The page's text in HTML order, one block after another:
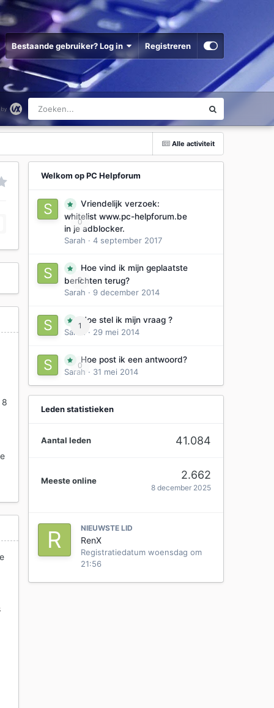
Bestaande gebruiker? Log in Registreren
Alle activiteit
8
Welkom op PC Helpforum
0
Vriendelijk verzoek:
whitelist www.pc-helpforum.be
in je adblocker.
Sarah · 4 september 2017
0
Hoe vind ik mijn geplaatste
berichten terug?
Sarah · 9 december 2014
1
Hoe stel ik mijn vraag ?
Sarah
· 29 mei 2014
0
Hoe post ik een antwoord?
Sarah · 31 mei 2014
Leden statistieken
Aantal leden 41.084
Meeste online 2.662
8 december 2025
NIEUWSTE LID
RenX
Registratiedatum woensdag om
21:56